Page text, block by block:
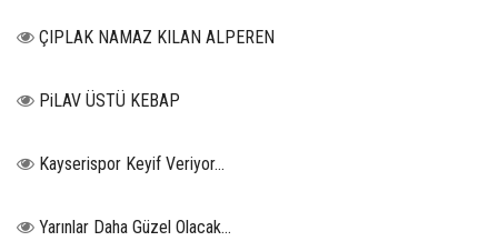
ÇIPLAK NAMAZ KILAN ALPEREN
PiLAV ÜSTÜ KEBAP
Kayserispor Keyif Veriyor...
Yarınlar Daha Güzel Olacak...